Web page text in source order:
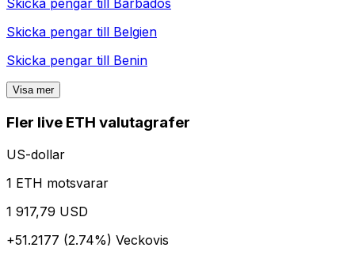
Skicka pengar till
Barbados
Skicka pengar till Belgien
Skicka pengar till Benin
Visa mer
Fler live ETH valutagrafer
US-dollar
1 ETH motsvarar
1 917,79 USD
+51.2177 (2.74%) Veckovis